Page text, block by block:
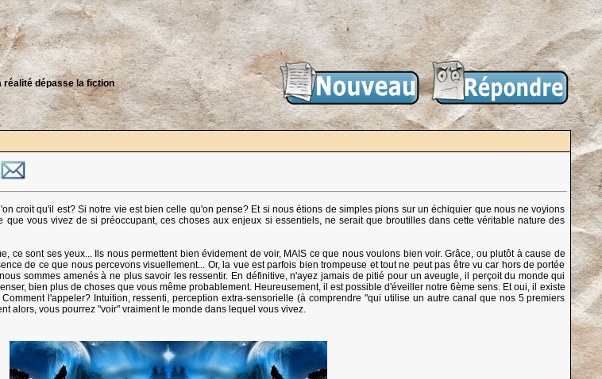
dépasse la fiction
croit qu'il est? Si notre vie est bien celle qu'on pense? Et si nous étions de simples pions sur un échiquier que nous ne voyions
vous vivez de si préoccupant, ces choses aux enjeux si essentiels, ne serait que broutilles dans cette véritable nature des
ce sont ses yeux... Ils nous permettent bien évidement de voir, MAIS ce que nous voulons bien voir. Grâce, ou plutôt à cause de
de ce que nous percevons visuellement... Or, la vue est parfois bien trompeuse et tout ne peut pas être vu car hors de portée
sommes amenés à ne plus savoir les ressentir. En définitive, n'ayez jamais de pitié pour un aveugle, il perçoit du monde qui
bien plus de choses que vous même probablement. Heureusement, il est possible d'éveiller notre 6ème sens. Et oui, il existe
l'appeler? Intuition, ressenti, perception extra-sensorielle (à comprendre "qui utilise un autre canal que nos 5 premiers
alors, vous pourrez "voir" vraiment le monde dans lequel vous vivez.